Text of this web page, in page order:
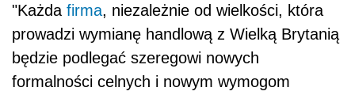
"Każda firma, niezależnie od wielkości, która
prowadzi wymianę handlową z Wielką Brytanią
będzie podlegać szeregowi nowych
formalności celnych i nowym wymogom